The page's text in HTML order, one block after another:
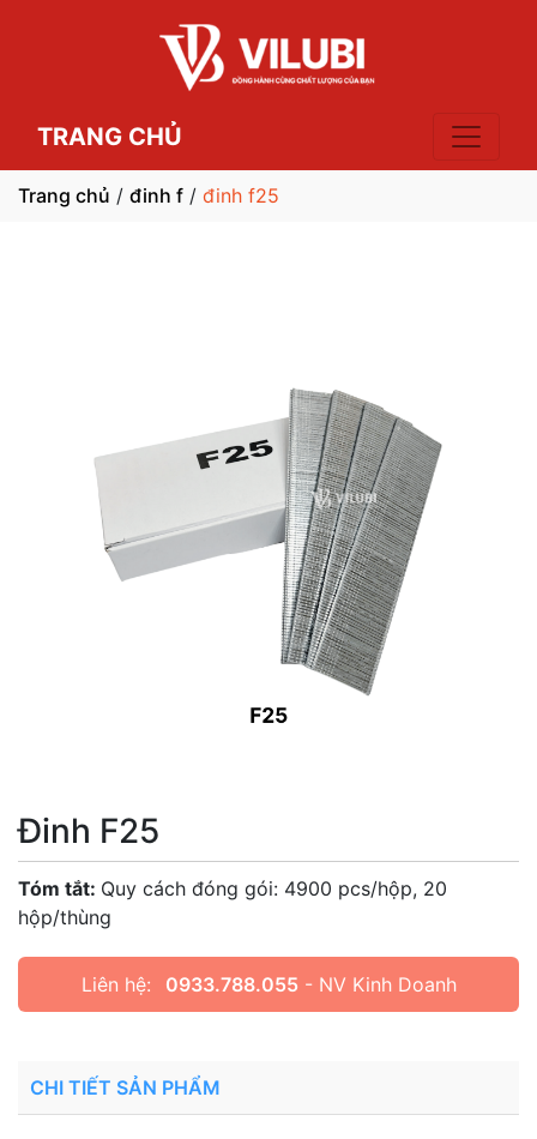
TRANG CHỦ
Trang chủ / đinh f / đinh f25
Đinh F25
Tóm tắt: Quy cách đóng gói: 4900 pcs/hộp, 20
hộp/thùng
Liên hệ: 0933.788.055- NV Kinh Doanh
CHI TIẾT SẢN PHẨM